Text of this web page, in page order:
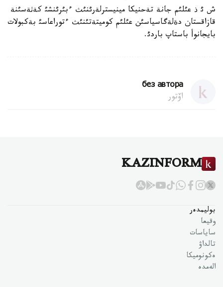
ش ئ ذ عئلئم جانة تةحنيكا مينيسترلةرئنئث ءبئرئنشئ كةثةسئنة
قازاقستان دةلةگاسياسئن عئلئم كوميتةتئنئث ءتوراعاسئ بةكبولات
بايجانوأ باستاپ باردئ.
без автора
اۆتور
KAZINFORM
بوليمدەر
وقيعا
ساياسات
تالداۋ
ەكونوميكا
الەمدە